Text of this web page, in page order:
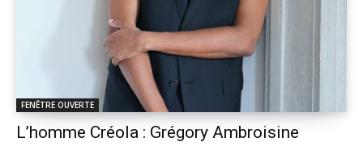
FENÊTRE OUVERTE
L’homme Créola : Grégory Ambroisine